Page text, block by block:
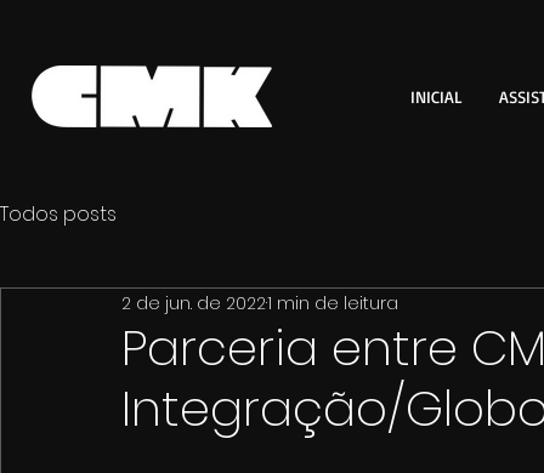
INICIAL
Todos posts
Parceria entre
Integração/
2 de jun. de 20221 min de leitura